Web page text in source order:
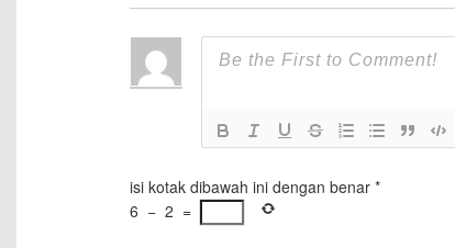
isi kotak dibawah ini dengan benar*
6 − 2 =